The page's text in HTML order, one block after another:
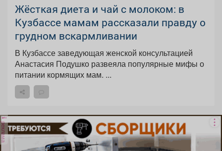
Жёсткая диета и чай с молоком: в
Кузбассе мамам рассказали правду о
грудном вскармливании
В Кузбассе заведующая женской консультацией
Анастасия Подушко развеяла популярные мифы о
питании кормящих мам. ...
реклама